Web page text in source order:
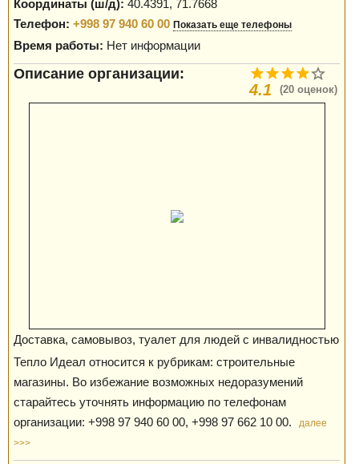
Координаты (ш/д): 40.4391, 71.7668
Телефон: +998 97 940 60 00 Показать еще телефоны
Время работы: Нет информации
(20 оценок)
4.1
Описание организации:
Доставка, самовывоз, туалет для людей с инвалидностью
Тепло Идеал относится к рубрикам: строительные
магазины. Во избежание возможных недоразумений
старайтесь уточнять информацию по телефонам
организации: +998 97 940 60 00, +998 97 662 10 00.
далее
>>>